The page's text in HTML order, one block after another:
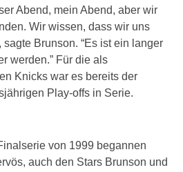
Abend, mein Abend, aber wir
Wir wissen, dass wir uns
Brunson. “Es ist ein langer
werden.” Für die als
Knicks war es bereits der
Play-offs in Serie.
von 1999 begannen
auch den Stars Brunson und